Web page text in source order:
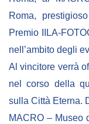
Roma,
Premio IILA-
nell’ambito degli
Al vincitore verrà
nel corso della
sulla Città Eterna.
MACRO – Museo